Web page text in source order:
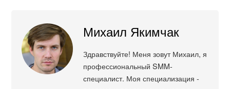
Михаил Якимчак
Здравствуйте! Меня зовут Михаил, я
профессиональный SMM-
специалист. Моя специализация -